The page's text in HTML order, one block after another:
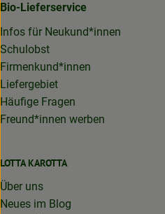
Bio-Lieferservice
Infos für Neukund*innen
Schulobst
Firmenkund*innen
Liefergebiet
Häufige Fragen
Freund*innen werben
LOTTA KAROTTA
Über uns
Neues im Blog